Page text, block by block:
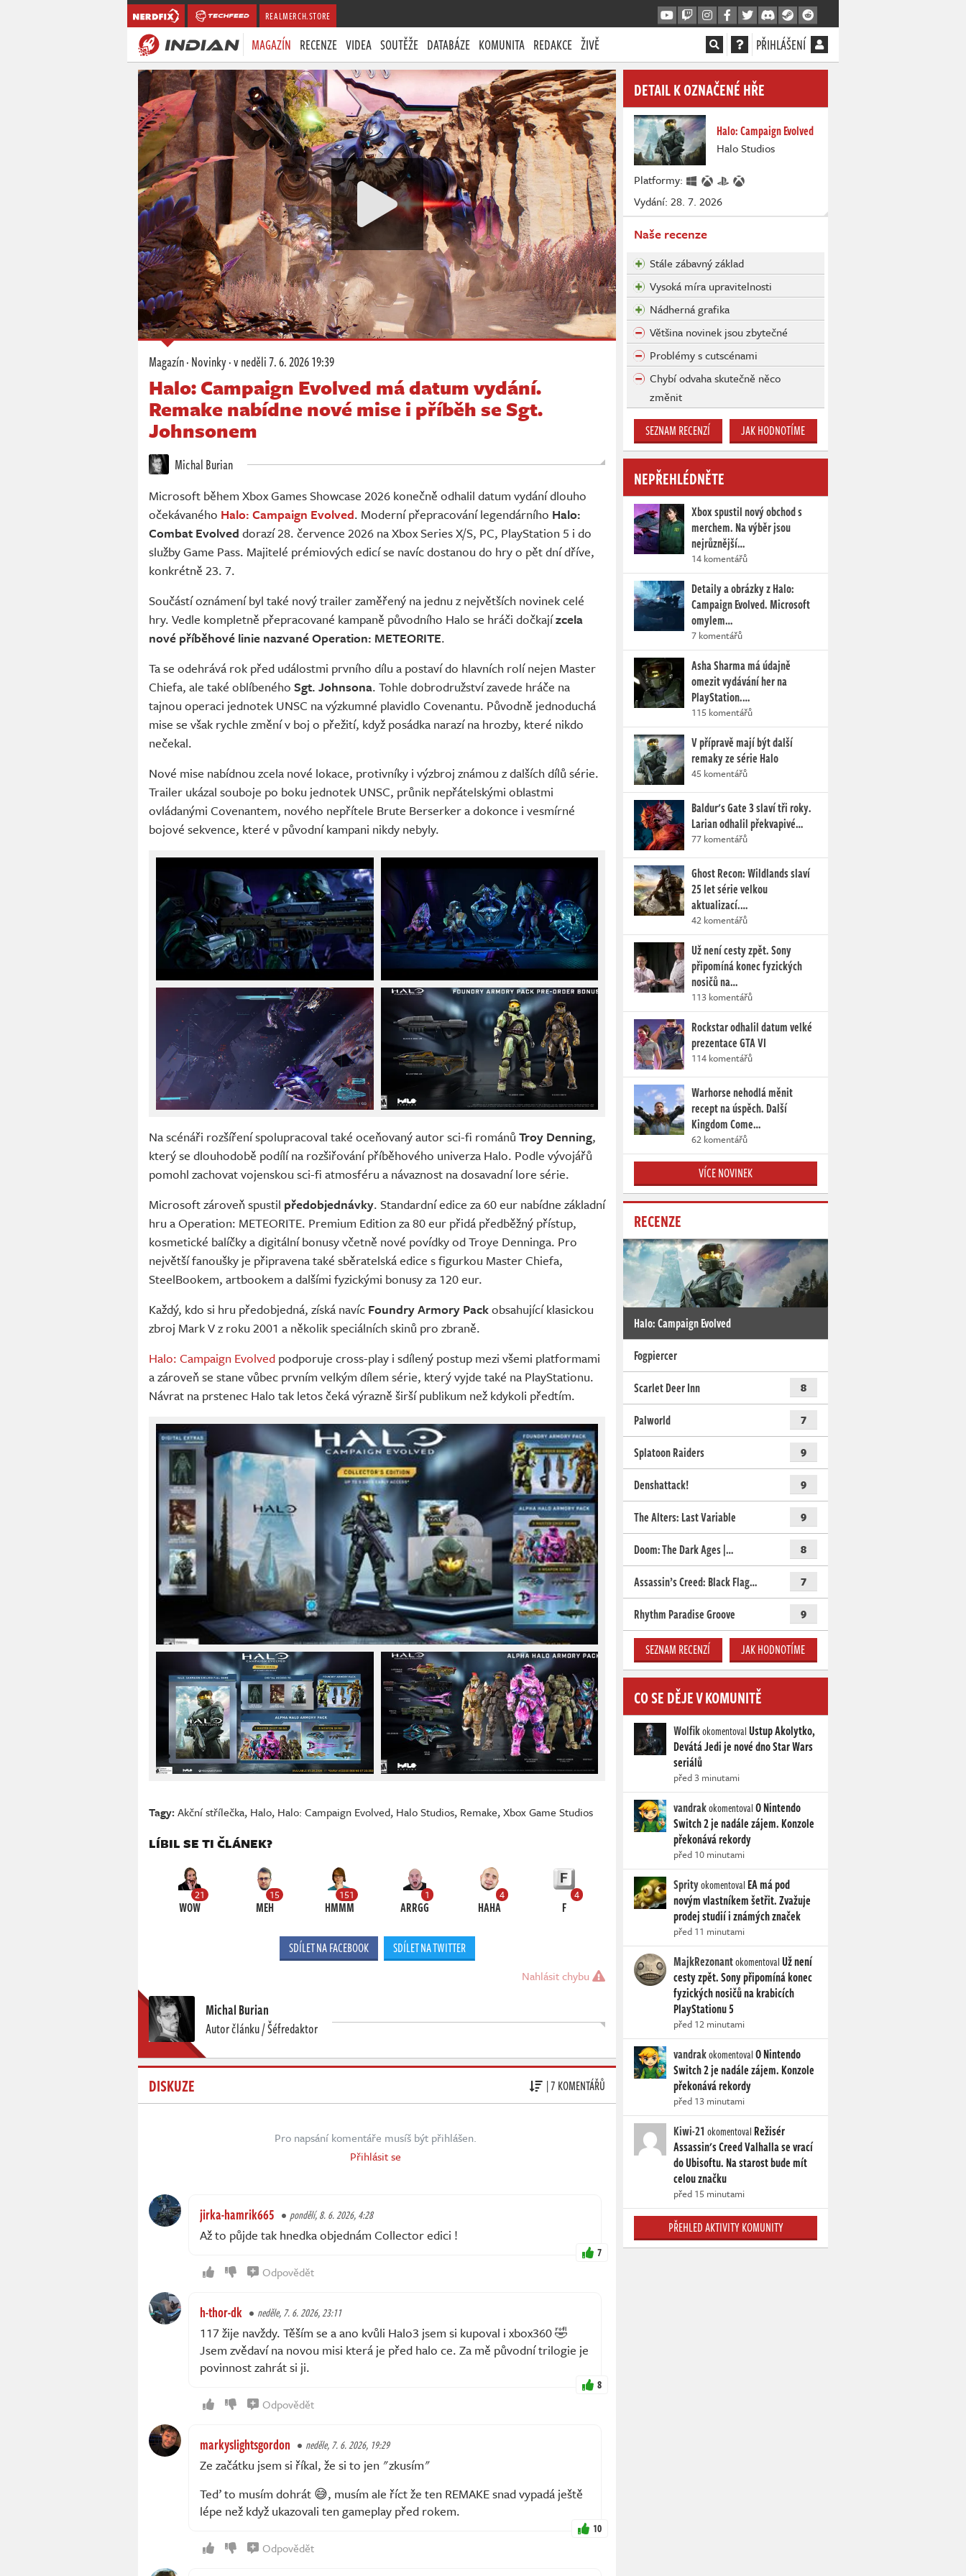
REALMERCH.STORE
MAGAZÍN RECENZE VIDEA SOUTĚŽE DATABÁZE KOMUNITA REDAKCE ŽIVĚ PŘIHLÁŠENÍ
Magazín·Novinky·v neděli7. 6. 2026 19:39
Halo: Campaign Evolved má datum vydání.
Remake nabídne nové mise i příběh se Sgt.
Johnsonem
Michal Burian
Microsoft během Xbox Games Showcase 2026 konečně odhalil datum vydání dlouho
očekávaného Halo: Campaign Evolved. Moderní přepracování legendárního Halo:
Combat Evolved dorazí 28. července 2026 na Xbox Series X/S, PC, PlayStation 5 i do
služby Game Pass. Majitelé prémiových edicí se navíc dostanou do hry o pět dní dříve,
konkrétně 23. 7.
Součástí oznámení byl také nový trailer zaměřený na jednu z největších novinek celé
hry. Vedle kompletně přepracované kampaně původního Halo se hráči dočkajízcela
nové příběhové linie nazvané Operation: METEORITE.
Ta se odehrává rok před událostmi prvního dílu a postaví do hlavních rolí nejen Master
Chiefa, ale také oblíbeného Sgt. Johnsona. Tohle dobrodružství zavede hráče na
tajnou operaci jednotek UNSC na výzkumné plavidlo Covenantu. Původně jednoduchá
mise se však rychle změní v boj o přežití, když posádka narazí na hrozby, které nikdo
nečekal.
Nové mise nabídnou zcela nové lokace, protivníky i výzbroj známou z dalších dílů série.
Trailer ukázal souboje po boku jednotek UNSC, průnik nepřátelskými oblastmi
ovládanými Covenantem, nového nepřítele Brute Berserker a dokonce i vesmírné
bojové sekvence, které v původní kampani nikdy nebyly.
Na scénáři rozšíření spolupracoval také oceňovaný autor sci-fi románů Troy Denning,
který se dlouhodobě podílí na rozšiřování příběhového univerza Halo. Podle vývojářů
pomohl zachovat vojenskou sci-fi atmosféru a návaznost na dosavadní lore série.
Microsoft zároveň spustil předobjednávky. Standardní edice za 60 eur nabídne základní
hru a Operation: METEORITE. Premium Edition za 80 eur přidá předběžný přístup,
kosmetické balíčky a digitální bonusy včetně nové povídky od Troye Denninga. Pro
největší fanoušky je připravena také sběratelská edice s figurkou Master Chiefa,
SteelBookem, artbookem a dalšími fyzickými bonusy za 120 eur.
Každý, kdo si hru předobjedná, získá navíc Foundry Armory Packobsahující klasickou
zbroj Mark V z roku 2001 a několik speciálních skinů pro zbraně.
Halo: Campaign Evolved podporuje cross-play i sdílený postup mezi všemi platformami
a zároveň se stane vůbec prvním velkým dílem série, který vyjde také na PlayStationu.
Návrat na prstenec Halo tak letos čeká výrazně širší publikum než kdykoli předtím.
Tagy:Akční střílečka, Halo, Halo: Campaign Evolved, Halo Studios, Remake,Xbox Game Studios
LÍBIL SE TI ČLÁNEK?
21
WOW
15
MEH
151
HMMM
1
ARRGG
4
HAHA
4
F
SDÍLET NA FACEBOOK SDÍLET NA TWITTER
Nahlásit chybu
Michal Burian
Autor článku / Šéfredaktor
DISKUZE | 7 KOMENTÁŘŮ
Pro napsání komentáře musíš být přihlášen.
Přihlásit se
jirka-hamrik665 pondělí, 8. 6. 2026, 4:28
Až to půjde tak hnedka objednám Collector edici !
7
Odpovědět
h-thor-dk neděle, 7. 6. 2026, 23:11
117 žije navždy. Těším se a ano kvůli Halo3 jsem si kupoval i xbox360 🤣
Jsem zvědaví na novou misi která je před halo ce. Za mě původní trilogie je
povinnost zahrát si ji.
8
Odpovědět
markyslightsgordon neděle, 7. 6. 2026, 19:29
Ze začátku jsem si říkal, že si to jen "zkusím"
Teď to musím dohrát 😅, musím ale říct že ten REMAKE snad vypadá ještě
lépe než když ukazovali ten gameplay před rokem.
10
Odpovědět
DETAIL K OZNAČENÉ HŘE
Halo: Campaign Evolved
Halo Studios
Platformy:
Vydání: 28. 7. 2026
Naše recenze
Stále zábavný základ
Vysoká míra upravitelnosti
Nádherná grafika
Většina novinek jsou zbytečné
Problémy s cutscénami
Chybí odvaha skutečně něco
změnit
SEZNAM RECENZÍ JAK HODNOTÍME
NEPŘEHLÉDNĚTE
Xbox spustil nový obchod s
merchem. Na výběr jsou
nejrůznější…
14 komentářů
Detaily a obrázky z Halo:
Campaign Evolved. Microsoft
omylem…
7 komentářů
Asha Sharma má údajně
omezit vydávání her na
PlayStation.…
115 komentářů
V přípravě mají být další
remaky ze série Halo
45 komentářů
Baldur's Gate 3 slaví tři roky.
Larian odhalil překvapivé…
77 komentářů
Ghost Recon: Wildlands slaví
25 let série velkou
aktualizací.…
42 komentářů
Už není cesty zpět. Sony
připomíná konec fyzických
nosičů na…
113 komentářů
Rockstar odhalil datum velké
prezentace GTA VI
114 komentářů
Warhorse nehodlá měnit
recept na úspěch. Další
Kingdom Come…
62 komentářů
VÍCE NOVINEK
RECENZE
Halo: Campaign Evolved
Fogpiercer
Scarlet Deer Inn
8
Palworld 7
Splatoon Raiders 9
Denshattack! 9
The Alters: Last Variable 9
Doom: The Dark Ages |… 8
Assassin’s Creed: Black Flag… 7
Rhythm Paradise Groove 9
SEZNAM RECENZÍ JAK HODNOTÍME
CO SE DĚJE V KOMUNITĚ
WolfikokomentovalUstup Akolytko,
Devátá Jedi je nové dno Star Wars
seriálů
před 3 minutami
vandrakokomentovalO Nintendo
Switch 2 je nadále zájem. Konzole
překonává rekordy
před 10 minutami
Sprityokomentoval EA má pod
novým vlastníkem šetřit. Zvažuje
prodej studií i známých značek
před 11 minutami
MajkRezonantokomentovalUž není
cesty zpět. Sony připomíná konec
fyzických nosičů na krabicích
PlayStationu 5
před 12 minutami
vandrakokomentovalO Nintendo
Switch 2 je nadále zájem. Konzole
překonává rekordy
před 13 minutami
Kiwi-21 okomentoval Režisér
Assassin's Creed Valhalla se vrací
do Ubisoftu. Na starost bude mít
celou značku
před 15 minutami
PŘEHLED AKTIVITY KOMUNITY